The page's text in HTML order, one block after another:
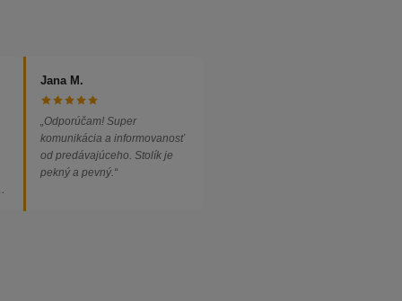
Jana M.
„Odporúčam! Super
komunikácia a informovanosť
od predávajúceho. Stolík je
pekný a pevný.“